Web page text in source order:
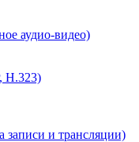
аудио-видео)
H.323)
записи и трансляции)